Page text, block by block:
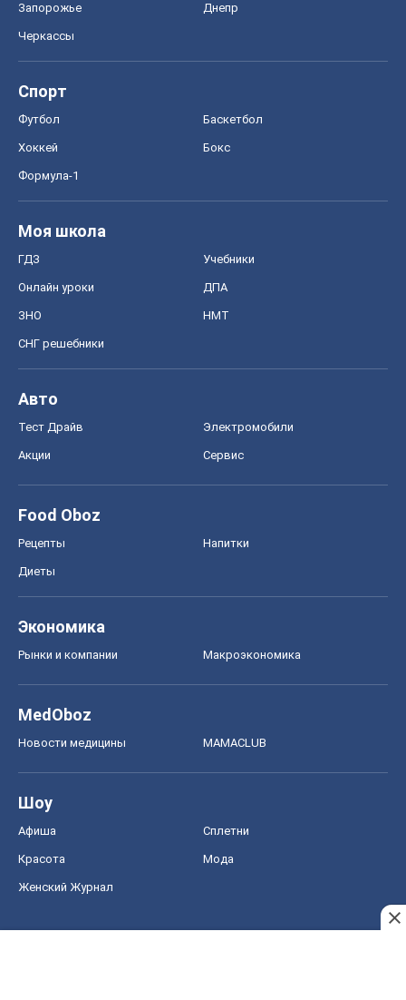
Запорожье Днепр
Черкассы
Спорт
Футбол Баскетбол
Хоккей Бокс
Формула-1
Моя школа
ГДЗ Учебники
Онлайн уроки ДПА
ЗНО НМТ
СНГ решебники
Авто
Тест Драйв Электромобили
Акции Сервис
Food Oboz
Рецепты Напитки
Диеты
Экономика
Рынки и компании Mакроэкономика
MedOboz
Новости медицины MAMACLUB
Шоу
Афиша Сплетни
Красота Мода
Женский Журнал